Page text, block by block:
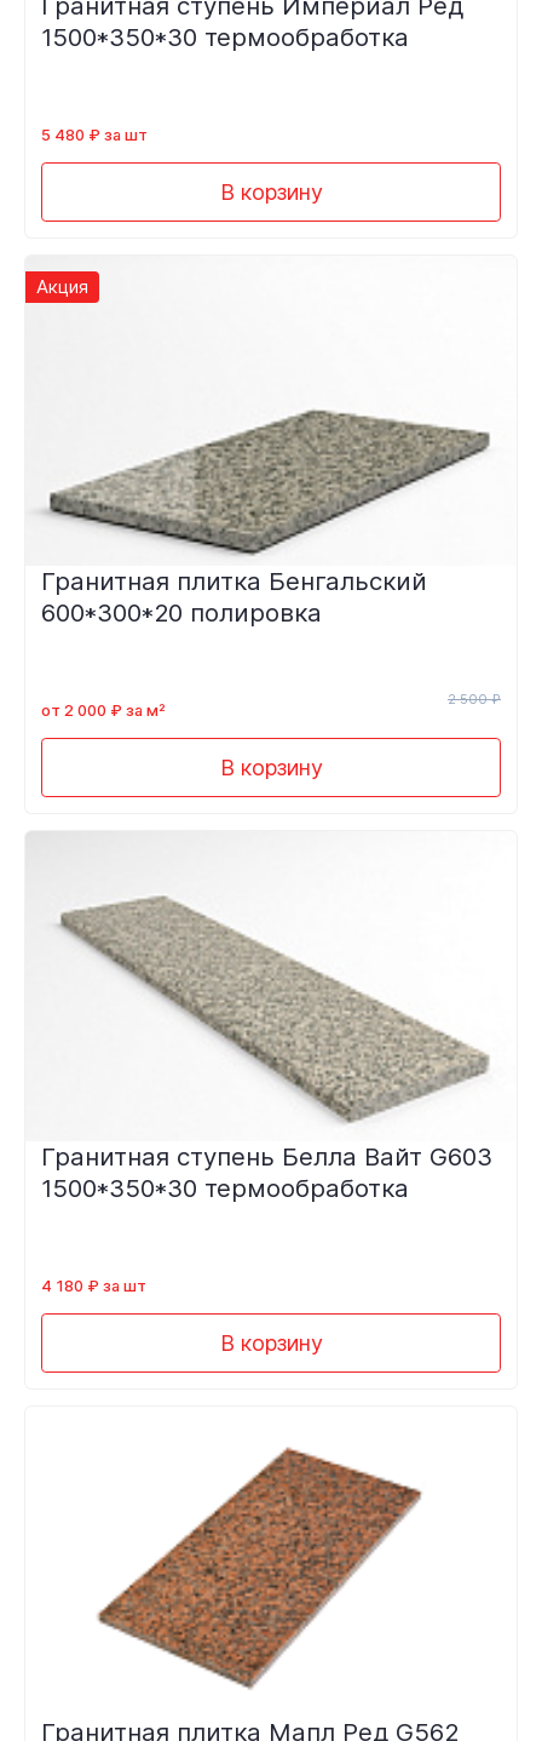
1500*350*30 термообработка
5 480 ₽ за шт
В корзину
Акция
Гранитная плитка Бенгальский
600*300*20 полировка
от 2 000 ₽ за м²
2 500 ₽
В корзину
Гранитная ступень Белла Вайт G603
1500*350*30 термообработка
4 180 ₽ за шт
В корзину
Гранитная плитка Мапл Ред G562